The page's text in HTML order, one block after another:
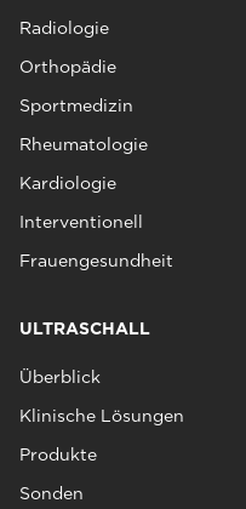
Radiologie
Orthopädie
Sportmedizin
Rheumatologie
Kardiologie
Interventionell
Frauengesundheit
ULTRASCHALL
Überblick
Klinische Lösungen
Produkte
Sonden